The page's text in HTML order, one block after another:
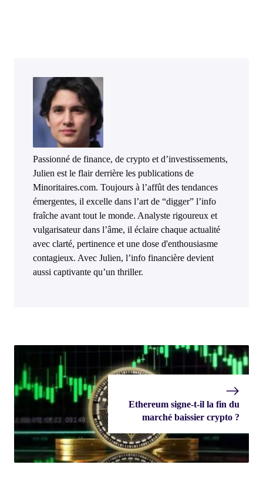
Passionné de finance, de crypto et d’investissements,
Julien est le flair derrière les publications de
Minoritaires.com. Toujours à l’affût des tendances
émergentes, il excelle dans l’art de “digger” l’info
fraîche avant tout le monde. Analyste rigoureux et
vulgarisateur dans l’âme, il éclaire chaque actualité
avec clarté, pertinence et une dose d'enthousiasme
contagieux. Avec Julien, l’info financière devient
aussi captivante qu’un thriller.
Ethereum signe-t-il la fin du
marché baissier crypto ?